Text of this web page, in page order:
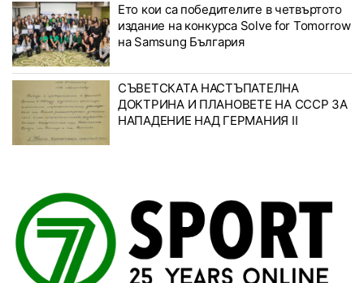
Ето кои са победителите в четвъртото
издание на конкурса Solve for Tomorrow
на Samsung България
СЪВЕТСКАТА НАСТЪПАТЕЛНА
ДОКТРИНА И ПЛАНОВЕТЕ НА СССР ЗА
НАПАДЕНИЕ НАД ГЕРМАНИЯ II